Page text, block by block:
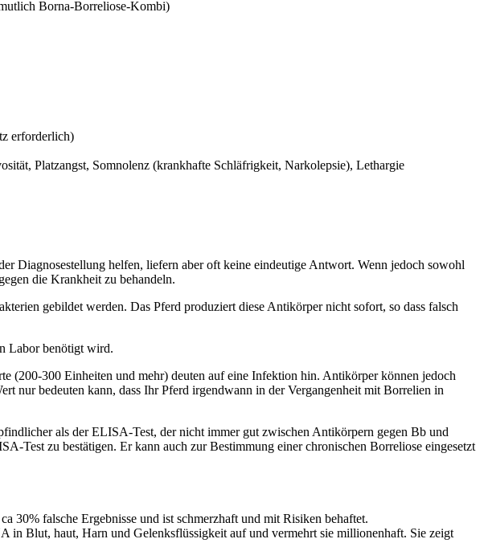
Borna-Borreliose-Kombi)
erforderlich)
Platzangst, Somnolenz (krankhafte Schläfrigkeit, Narkolepsie), Lethargie
Diagnosestellung helfen, liefern aber oft keine eindeutige Antwort. Wenn jedoch sowohl
die Krankheit zu behandeln.
gebildet werden. Das Pferd produziert diese Antikörper nicht sofort, so dass falsch
Labor benötigt wird.
(200-300 Einheiten und mehr) deuten auf eine Infektion hin. Antikörper können jedoch
nur bedeuten kann, dass Ihr Pferd irgendwann in der Vergangenheit mit Borrelien in
als der ELISA-Test, der nicht immer gut zwischen Antikörpern gegen Bb und
Test zu bestätigen. Er kann auch zur Bestimmung einer chronischen Borreliose eingesetzt
30% falsche Ergebnisse und ist schmerzhaft und mit Risiken behaftet.
in Blut, haut, Harn und Gelenksflüssigkeit auf und vermehrt sie millionenhaft. Sie zeigt